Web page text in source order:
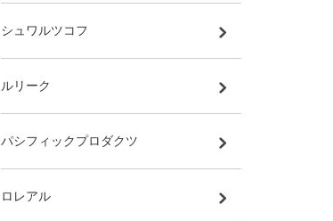
シュワルツコフ
ルリーク
パシフィックプロダクツ
ロレアル